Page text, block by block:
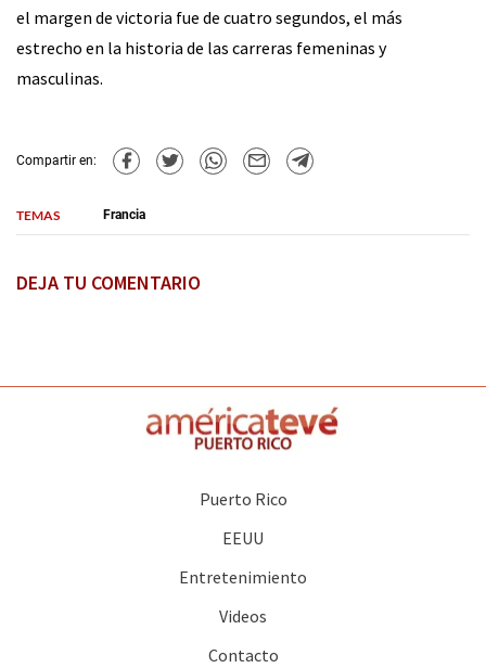
el margen de victoria fue de cuatro segundos, el más
estrecho en la historia de las carreras femeninas y
masculinas.
Compartir en:
TEMAS Francia
DEJA TU COMENTARIO
Puerto Rico
EEUU
Entretenimiento
Videos
Contacto